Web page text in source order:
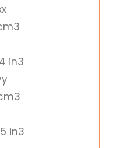
xx
yy